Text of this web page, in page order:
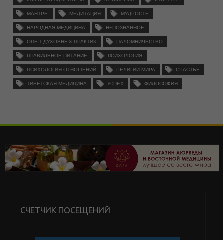
МАНТРЫ МЕДИТАЦИЯ МУДРОСТЬ
НАРОДНАЯ МЕДИЦИНА НЕПОЗНАННОЕ
ОПЫТ ДУХОВНЫХ ПРАКТИК ПАЛОМНИЧЕСТВО
ПРАВИЛЬНОЕ ПИТАНИЕ ПСИХОЛОГИЯ
ПСИХОЛОГИЯ ОТНОШЕНИЙ РЕЛИГИИ МИРА СЧАСТЬЕ
ТИБЕТСКАЯ МЕДИЦИНА УСПЕХ ФИЛОСОФИЯ
СЧЕТЧИК ПОСЕЩЕНИЙ